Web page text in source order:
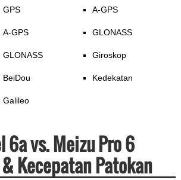
GPS
A-GPS
GLONASS
BeiDou
Galileo
A-GPS
GLONASS
Giroskop
Kedekatan
6a vs. Meizu Pro 6
Kecepatan Patokan